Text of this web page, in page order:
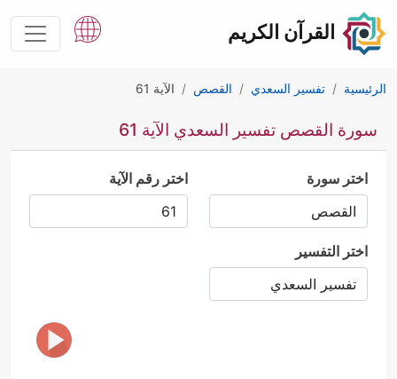
القرآن الكريم
الرئيسية تفسير السعدي القصص الآية 61
سورة القصص تفسير السعدي الآية 61
اختر سورة اختر رقم الآية
اختر التفسير